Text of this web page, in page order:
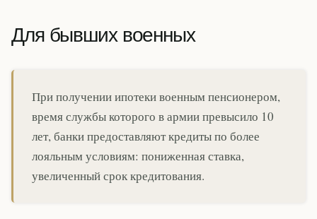
Для бывших военных
При получении ипотеки военным пенсионером,
время службы которого в армии превысило 10
лет, банки предоставляют кредиты по более
лояльным условиям: пониженная ставка,
увеличенный срок кредитования.